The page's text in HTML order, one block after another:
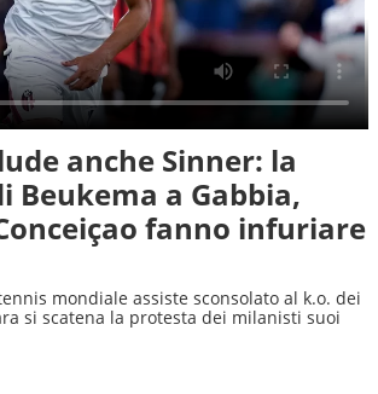
anche Sinner: la
Beukema a Gabbia,
fanno infuriare
mondiale assiste sconsolato al k.o. dei
si scatena la protesta dei milanisti suoi